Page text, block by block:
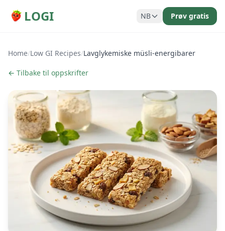
LOGI NB Prøv gratis
Home/Low GI Recipes/Lavglykemiske müsli-energibarer
← Tilbake til oppskrifter